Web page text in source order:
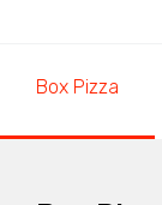
Box Pizza